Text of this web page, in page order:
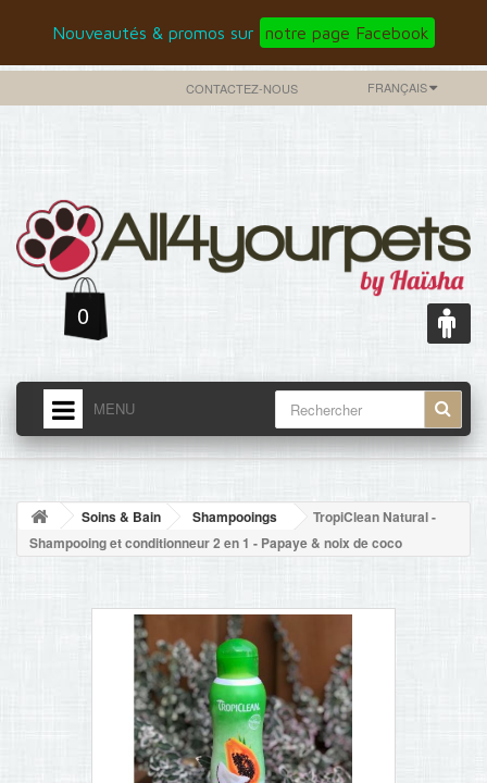
Nouveautés & promos sur notre page Facebook
FRANÇAIS
CONTACTEZ-NOUS
0
MENU
ACCUEIL
NOUVELLES
ACCUEIL
Soins & Bain Shampooings
TropiClean Natural -
Shampooing et conditionneur 2 en 1 - Papaye & noix de coco